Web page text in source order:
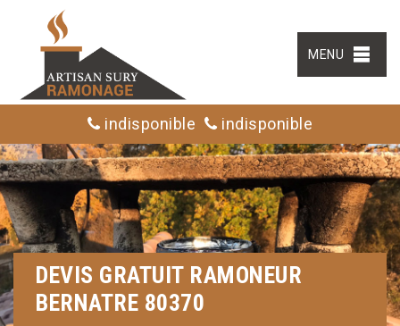
MENU
indisponible indisponible
DEVIS GRATUIT RAMONEUR
BERNATRE 80370